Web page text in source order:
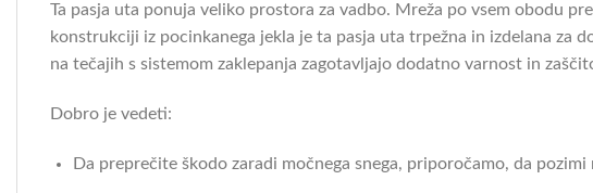
Ta pasja uta ponuja veliko prostora za vadbo. Mreža po vsem obodu
konstrukciji iz pocinkanega jekla je ta pasja uta trpežna in izdelana za
na tečajih s sistemom zaklepanja zagotavljajo dodatno varnost in
Dobro je vedeti:
Da preprečite škodo zaradi močnega snega, priporočamo, da